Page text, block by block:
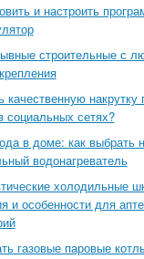
и настроить
строительные с
качественную накрутку
социальных сетях?
в доме: как выбрать
водонагреватель
холодильные
и особенности для
газовые паровые